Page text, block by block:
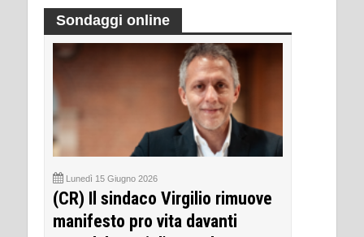
Sondaggi online
Lunedì 15 Giugno 2026
(CR) Il sindaco Virgilio rimuove
manifesto pro vita davanti